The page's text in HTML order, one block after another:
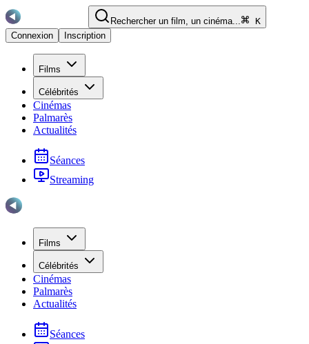
Rechercher un film, un cinéma...
K
Connexion
Inscription
Films
Célébrités
Cinémas
Palmarès
Actualités
Séances
Streaming
Films
Célébrités
Cinémas
Palmarès
Actualités
Séances